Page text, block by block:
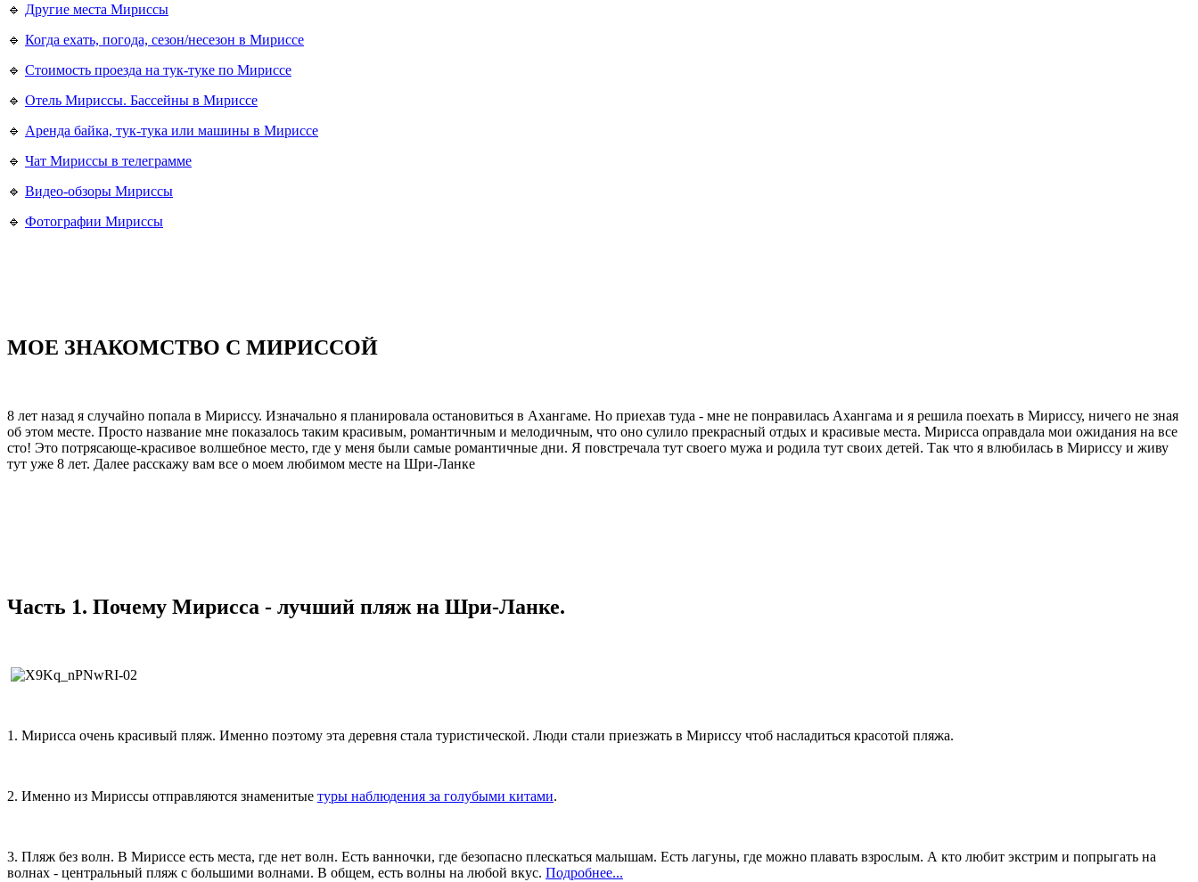
🔹 Другие места Мириссы
🔹 Когда ехать, погода, сезон/несезон в Мириссе
🔹 Стоимость проезда на тук-туке по Мириссе
🔹 Отель Мириссы. Бассейны в Мириссе
🔹 Аренда байка, тук-тука или машины в Мириссе
🔹​ Чат Мириссы в телеграмме
🔹 Видео-обзоры Мириссы
🔹 Фотографии Мириссы
МОЕ ЗНАКОМСТВО С МИРИССОЙ
8 лет назад я случайно попала в Мириссу. Изначально я планировала остановиться в Ахангаме. Но приехав туда - мне не понравилась Ахангама и я решила поехать в Мириссу, ничего не зная
об этом месте. Просто название мне показалось таким красивым, романтичным и мелодичным, что оно сулило прекрасный отдых и красивые места. Мирисса оправдала мои ожидания на все
сто! Это потрясающе-красивое волшебное место, где у меня были самые романтичные дни. Я повстречала тут своего мужа и родила тут своих детей. Так что я влюбилась в Мириссу и живу
тут уже 8 лет. Далее расскажу вам все о моем любимом месте на Шри-Ланке
Часть 1. Почему Мирисса - лучший пляж на Шри-Ланке.
1. Мирисса очень красивый пляж. Именно поэтому эта деревня стала туристической. Люди стали приезжать в Мириссу чтоб насладиться красотой пляжа.
2. Именно из Мириссы отправляются знаменитые туры наблюдения за голубыми китами.
3. Пляж без волн. В Мириссе есть места, где нет волн. Есть ванночки, где безопасно плескаться малышам. Есть лагуны, где можно плавать взрослым. А кто любит экстрим и попрыгать на
волнах - центральный пляж с большими волнами. В общем, есть волны на любой вкус. Подробнее...